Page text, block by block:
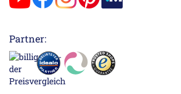
Partner: